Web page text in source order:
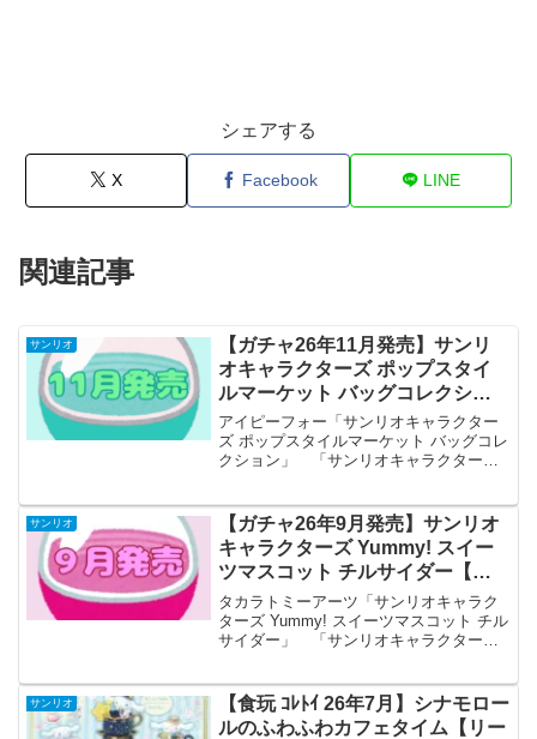
シェアする
X Facebook LINE
関連記事
サンリオ
【ガチャ26年11月発売】サンリ
オキャラクターズ ポップスタイ
ルマーケット バッグコレクショ
ン【アイピーフォー】
アイピーフォー「サンリオキャラクター
ズ ポップスタイルマーケット バッグコレ
クション」 「サンリオキャラクター
り場から発売されます。 たっぷり入
る！マチ付き！ 商品名...
サンリオ
【ガチャ26年9月発売】サンリオ
キャラクターズ Yummy! スイー
ツマスコット チルサイダー【タ
カラトミーアーツ】
タカラトミーアーツ「サンリオキャラク
ターズ Yummy! スイーツマスコット チル
サイダー」 「サンリオキャラクター
から発売されます。 みんなでチルタイ
ム！ 商...
サンリオ
【食玩 ｺﾚﾄｲ 26年7月】シナモロー
ルのふわふわカフェタイム【リー